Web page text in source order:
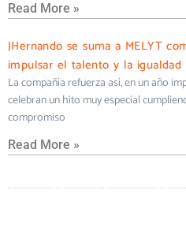
Read More »
JHernando se suma a MELYT
impulsar el talento y la
La compañía refuerza así, en un año
celebran un hito muy especial
compromiso
Read More »